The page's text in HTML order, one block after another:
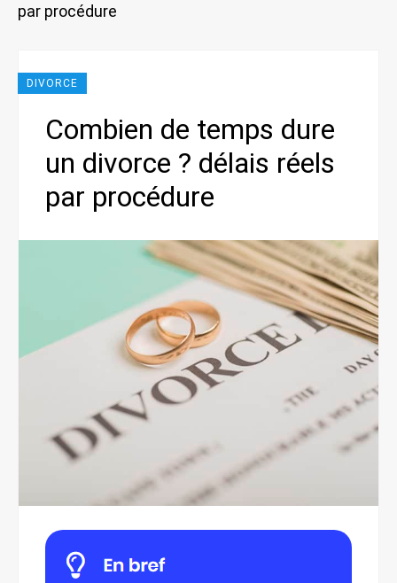
par procédure
DIVORCE
Combien de temps dure
un divorce ? délais réels
par procédure